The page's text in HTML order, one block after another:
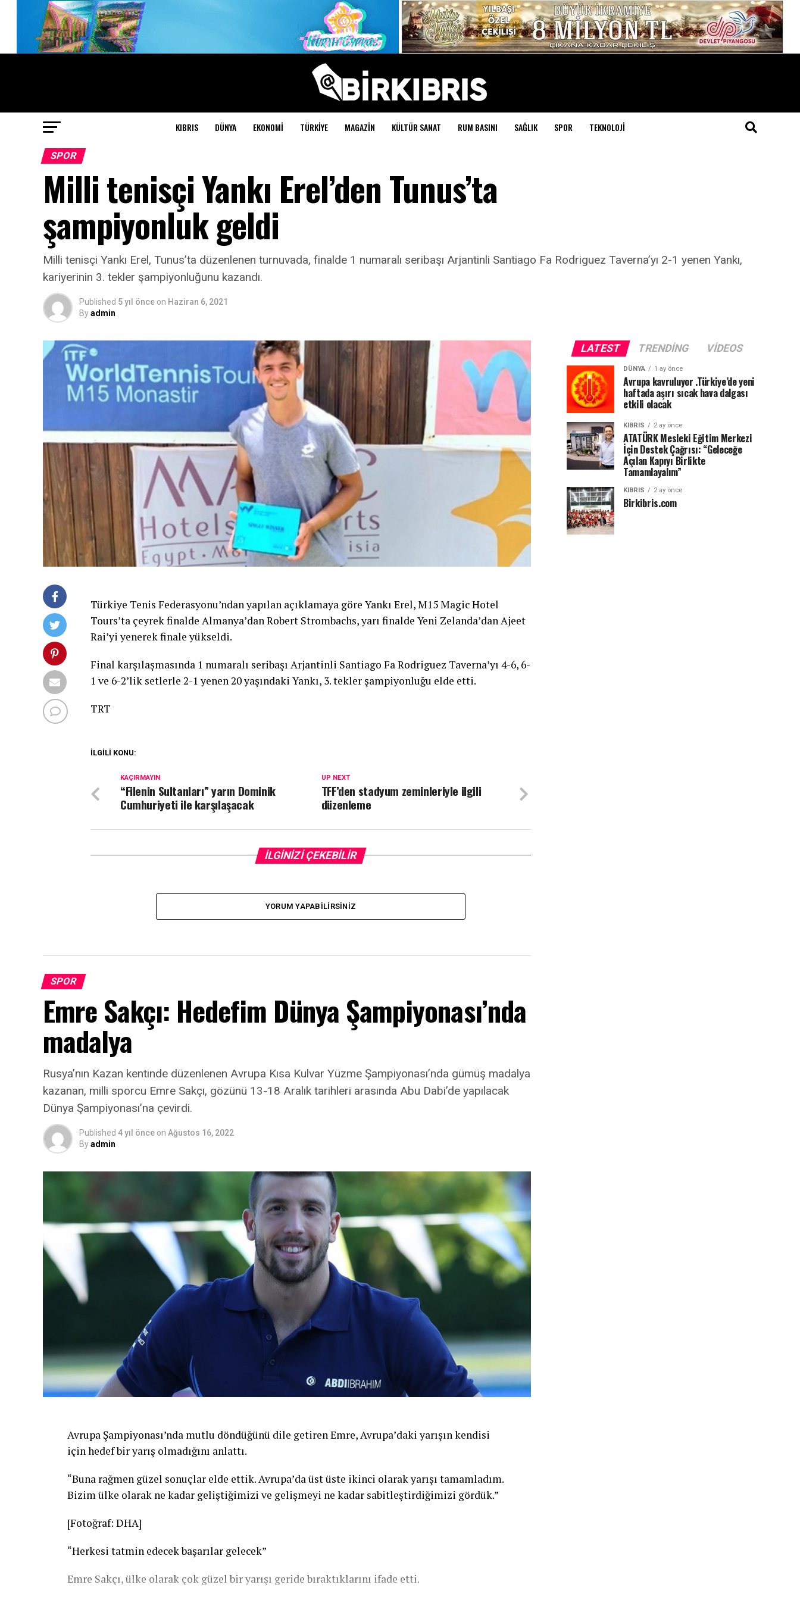
KIBRIS DÜNYA EKONOMI TÜRKIYE MAGAZIN KÜLTÜR SANAT RUM BASINI SAĞLIK SPOR TEKNOLOJI
SPOR
Milli tenisçi Yankı Erel’den Tunus’ta
şampiyonluk geldi
Milli tenisçi Yankı Erel, Tunus’ta düzenlenen turnuvada, finalde 1 numaralı seribaşı Arjantinli Santiago Fa Rodriguez Taverna’yı 2-1 yenen Yankı,
kariyerinin 3. tekler şampiyonluğunu kazandı.
Published 5 yıl önce on Haziran 6, 2021
Byadmin
Türkiye Tenis Federasyonu’ndan yapılan açıklamaya göre Yankı Erel, M15 Magic Hotel
Tours’ta çeyrek finalde Almanya’dan Robert Strombachs, yarı finalde Yeni Zelanda’dan Ajeet
Rai’yi yenerek finale yükseldi.
Final karşılaşmasında 1 numaralı seribaşı Arjantinli Santiago Fa Rodriguez Taverna’yı 4-6, 6-
1 ve 6-2’lik setlerle 2-1 yenen 20 yaşındaki Yankı, 3. tekler şampiyonluğu elde etti.
TRT
İLGİLİ KONU:
UP NEXT
TFF’den stadyum zeminleriyle ilgili
düzenleme
KAÇIRMAYIN
“Filenin Sultanları” yarın Dominik
Cumhuriyeti ile karşılaşacak
İLGİNİZİ ÇEKEBİLİR
YORUM YAPABILIRSINIZ
SPOR
Emre Sakçı: Hedefim Dünya Şampiyonası’nda
madalya
Rusya’nın Kazan kentinde düzenlenen Avrupa Kısa Kulvar Yüzme Şampiyonası’nda gümüş madalya
kazanan, milli sporcu Emre Sakçı, gözünü 13-18 Aralık tarihleri arasında Abu Dabi’de yapılacak
Dünya Şampiyonası’na çevirdi.
Published 4 yıl önce on Ağustos 16, 2022
Byadmin
Avrupa Şampiyonası’nda mutlu döndüğünü dile getiren Emre, Avrupa’daki yarışın kendisi
için hedef bir yarış olmadığını anlattı.
“Buna rağmen güzel sonuçlar elde ettik. Avrupa’da üst üste ikinci olarak yarışı tamamladım.
Bizim ülke olarak ne kadar geliştiğimizi ve gelişmeyi ne kadar sabitleştirdiğimizi gördük.”
[Fotoğraf: DHA]
“Herkesi tatmin edecek başarılar gelecek”
Emre Sakçı, ülke olarak çok güzel bir yarışı geride bıraktıklarını ifade etti.
LATEST TRENDING VIDEOS
DÜNYA 1 ay önce
Avrupa kavruluyor .Türkiye’de yeni
haftada aşırı sıcak hava dalgası
etkili olacak
KIBRIS 2 ay önce
ATATÜRK Mesleki Eğitim Merkezi
İçin Destek Çağrısı: “Geleceğe
Açılan Kapıyı Birlikte
Tamamlayalım”
KIBRIS 2 ay önce
Birkibris.com